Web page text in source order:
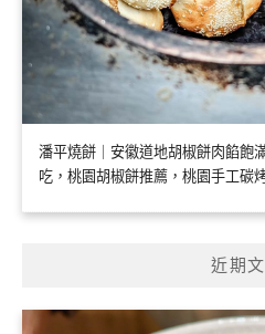
潘平燒餅｜安徽道地胡椒餅肉餡飽
吃，桃園胡椒餅推薦，桃園手工碳
近期